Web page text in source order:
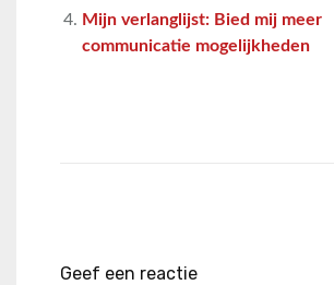
Mijn verlanglijst: Bied mij meer
communicatie mogelijkheden
Geef een reactie